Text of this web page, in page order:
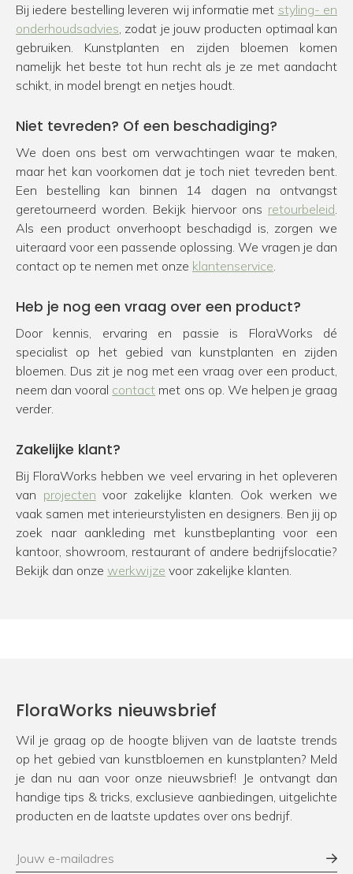
Bij iedere bestelling leveren wij informatie met styling- en
onderhoudsadvies, zodat je jouw producten optimaal kan
gebruiken. Kunstplanten en zijden bloemen komen
namelijk het beste tot hun recht als je ze met aandacht
schikt, in model brengt en netjes houdt.
Niet tevreden? Of een beschadiging?
We doen ons best om verwachtingen waar te maken,
maar het kan voorkomen dat je toch niet tevreden bent.
Een bestelling kan binnen 14 dagen na ontvangst
geretourneerd worden. Bekijk hiervoor ons retourbeleid.
Als een product onverhoopt beschadigd is, zorgen we
uiteraard voor een passende oplossing. We vragen je dan
contact op te nemen met onze klantenservice.
Heb je nog een vraag over een product?
Door kennis, ervaring en passie is FloraWorks dé
specialist op het gebied van kunstplanten en zijden
bloemen. Dus zit je nog met een vraag over een product,
neem dan vooral contact met ons op. We helpen je graag
verder.
Zakelijke klant?
Bij FloraWorks hebben we veel ervaring in het opleveren
van projecten voor zakelijke klanten. Ook werken we
vaak samen met interieurstylisten en designers. Ben jij op
zoek naar aankleding met kunstbeplanting voor een
kantoor, showroom, restaurant of andere bedrijfslocatie?
Bekijk dan onze werkwijze voor zakelijke klanten.
FloraWorks nieuwsbrief
Wil je graag op de hoogte blijven van de laatste trends
op het gebied van kunstbloemen en kunstplanten? Meld
je dan nu aan voor onze nieuwsbrief! Je ontvangt dan
handige tips & tricks, exclusieve aanbiedingen, uitgelichte
producten en de laatste updates over ons bedrijf.